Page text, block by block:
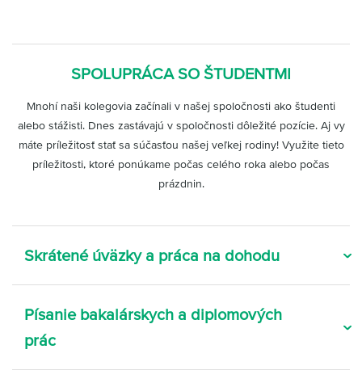
SPOLUPRÁCA SO ŠTUDENTMI
Mnohí naši kolegovia začínali v našej spoločnosti ako študenti
alebo stážisti. Dnes zastávajú v spoločnosti dôležité pozície. Aj vy
máte príležitosť stať sa súčasťou našej veľkej rodiny! Využite tieto
príležitosti, ktoré ponúkame počas celého roka alebo počas
prázdnin.
Skrátené úväzky a práca na dohodu
Písanie bakalárskych a diplomových
prác